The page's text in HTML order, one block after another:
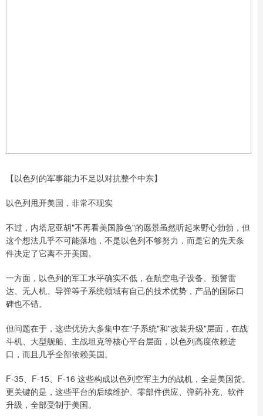
【以色列的军事能力不足以对抗整个中东】
以色列甩开美国，非常不现实
不过，内塔尼亚胡"不再看美国脸色"的愿景虽然听起来野心勃勃，但
这个想法几乎不可能落地，不是以色列不够努力，而是它的先天条
件决定了它离不开美国。
一方面，以色列的军工水平确实不低，在航空电子设备、预警雷
达、无人机、导弹等子系统领域有自己的技术优势，产品的国际口
碑也不错。
但问题在于，这些优势大多集中在"子系统"和"改装升级"层面，在战
斗机、大型舰船、主战坦克等核心平台层面，以色列高度依赖进
口，而且几乎全部依赖美国。
F-35、F-15、F-16 这些构成以色列空军主力的战机，全是美国货。
更关键的是，这些平台的后续维护、零部件供应、弹药补充、软件
升级，全部受制于美国。